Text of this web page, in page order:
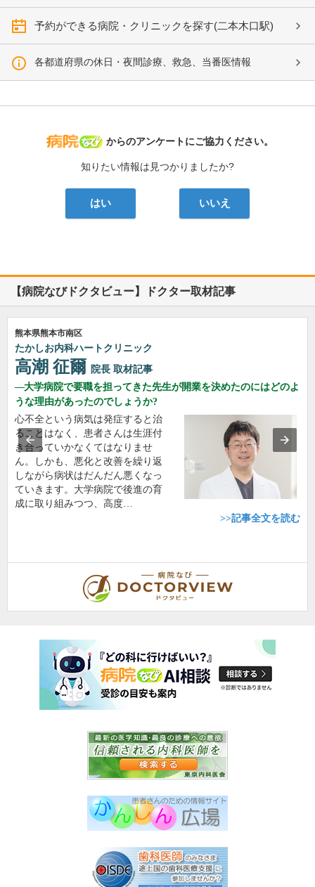
予約ができる病院・クリニックを探す(二本木口駅)
各都道府県の休日・夜間診療、救急、当番医情報
病院なび
からのアンケートにご協力ください。
知りたい情報は見つかりましたか?
はい いいえ
【病院なびドクタビュー】ドクター取材記事
熊本県熊本市南区
たかしお内科ハートクリニック
高潮 征爾 院長 取材記事
大学病院で要職を担ってきた先生が開業を決めたのにはどのよ
うな理由があったのでしょうか?
心不全という病気は発症すると治
ることはなく、患者さんは生涯付
き合っていかなくてはなりませ
ん。しかも、悪化と改善を繰り返
しながら病状はだんだん悪くなっ
ていきます。大学病院で後進の育
成に取り組みつつ、高度…
>>記事全文を読む